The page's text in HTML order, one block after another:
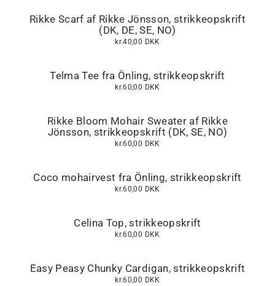
Rikke Scarf af Rikke Jönsson, strikkeopskrift
(DK, DE, SE, NO)
kr.40,00 DKK
Telma Tee fra Önling, strikkeopskrift
kr.60,00 DKK
Rikke Bloom Mohair Sweater af Rikke
Jönsson, strikkeopskrift (DK, SE, NO)
kr.60,00 DKK
Coco mohairvest fra Önling, strikkeopskrift
kr.60,00 DKK
Celina Top, strikkeopskrift
kr.60,00 DKK
Easy Peasy Chunky Cardigan, strikkeopskrift
kr.60,00 DKK